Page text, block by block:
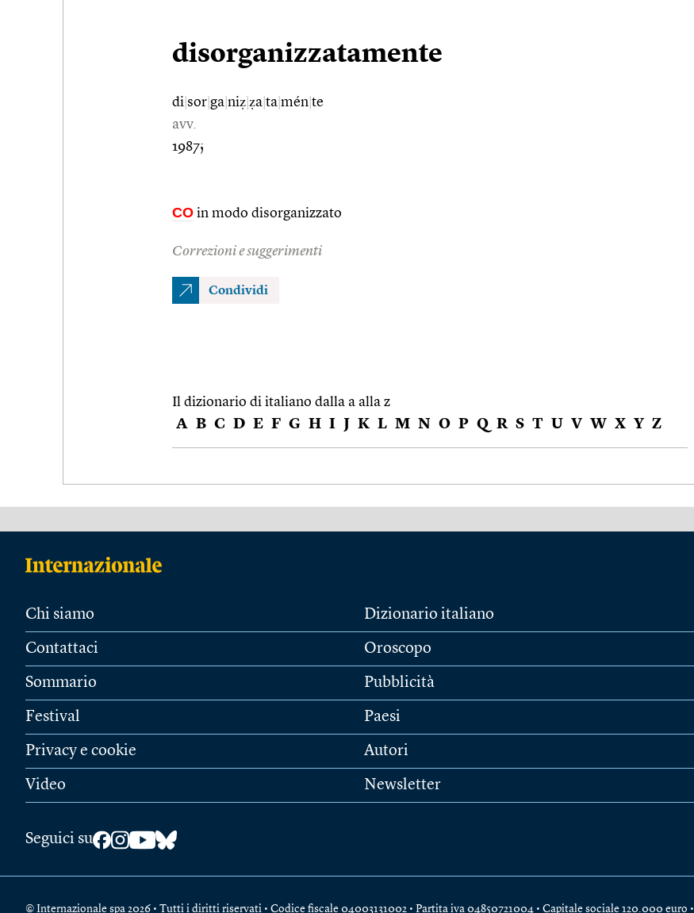
disorganizzatamente
di sor ga niẓ ẓa ta mén te
avv.
1987;
CO in modo disorganizzato
Correzioni e suggerimenti
Condividi
Il dizionario di italiano dalla a alla z
A B C D E F G H I J K L M N O P Q R S T U V W X Y Z
Chi siamo
Contattaci
Sommario
Festival
Privacy e cookie
Video
Dizionario italiano
Oroscopo
Pubblicità
Paesi
Autori
Newsletter
Seguici su
© Internazionale spa 2026 • Tutti i diritti riservati • Codice fiscale 04003131002 • Partita iva 04850721004 • Capitale sociale 120.000 euro •